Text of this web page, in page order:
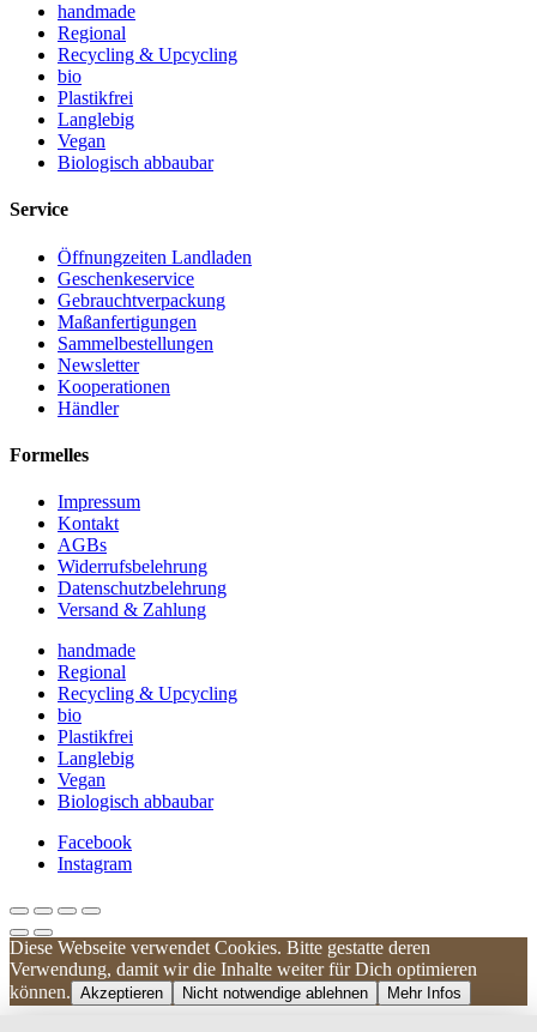
handmade
Regional
Recycling & Upcycling
bio
Plastikfrei
Langlebig
Vegan
Biologisch abbaubar
Service
Öffnungzeiten Landladen
Geschenkeservice
Gebrauchtverpackung
Maßanfertigungen
Sammelbestellungen
Newsletter
Kooperationen
Händler
Formelles
Impressum
Kontakt
AGBs
Widerrufsbelehrung
Datenschutzbelehrung
Versand & Zahlung
handmade
Regional
Recycling & Upcycling
bio
Plastikfrei
Langlebig
Vegan
Biologisch abbaubar
Facebook
Instagram
Diese Webseite verwendet Cookies. Bitte gestatte deren
Verwendung, damit wir die Inhalte weiter für Dich optimieren
können. Akzeptieren Nicht notwendige ablehnen Mehr Infos
Kundenbewertungen und Erfahrungen zu
UNIQUE DOG